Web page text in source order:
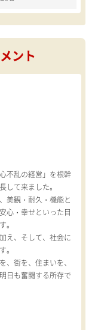
ント
不乱の経営」を根幹
して来ました。
美観・耐久・機能と
心・幸せといった目
。
え、そして、社会に
。
、街を、住まいを、
日も奮闘する所存で